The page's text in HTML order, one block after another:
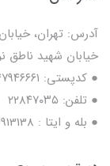
آدرس: تهران،
خیابان شهید ناطق نوری (زمرد)،
● کدپستی: ۱۹۴۷۹۴۶۶۶۱
● تلفن: ٢٢٨۴٧۰۳۵
● بله و ایتا : 09904913138